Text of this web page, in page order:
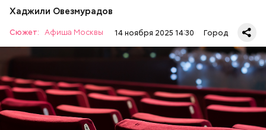
Хаджили Овезмурадов
Сюжет: Афиша Москвы 14 ноября 2025 14:30 Город
«Джазовые портреты»
ОТДЫХ КУЛЬТУРА МОСКВА
АФИША
РАЗВЛЕЧЕНИЯ